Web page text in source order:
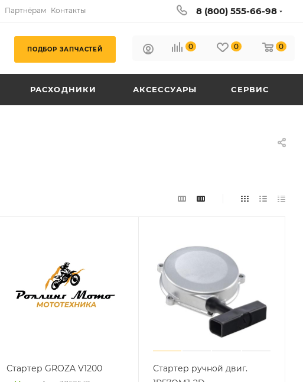
Партнёрам Контакты 8 (800) 555-66-98
ПОДБОР ЗАПЧАСТЕЙ 0 0 0
РАСХОДНИКИ АКСЕССУАРЫ СЕРВИС
Стартер GROZA V1200
Стартер ручной двиг.